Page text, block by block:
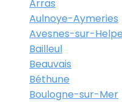
Arras
Aulnoye-Aymeries
Avesnes-sur-Helpe
Bailleul
Beauvais
Béthune
Boulogne-sur-Mer